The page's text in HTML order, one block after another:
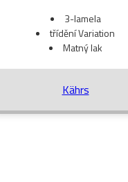
3-lamela
třídění Variation
Matný lak
Kährs